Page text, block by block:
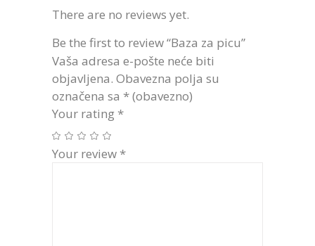
There are no reviews yet.
Be the first to review “Baza za picu”
Vaša adresa e-pošte neće biti
objavljena. Obavezna polja su
označena sa * (obavezno)
Your rating *
Your review *